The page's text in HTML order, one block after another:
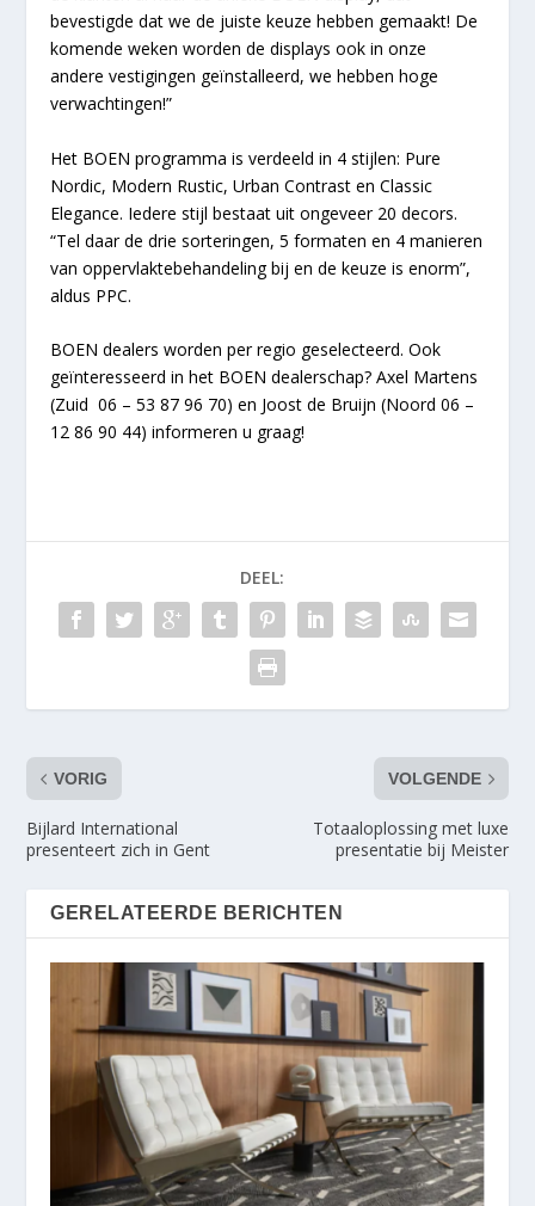
bevestigde dat we de juiste keuze hebben gemaakt! De
komende weken worden de displays ook in onze
andere vestigingen geïnstalleerd, we hebben hoge
verwachtingen!”
Het BOEN programma is verdeeld in 4 stijlen: Pure
Nordic, Modern Rustic, Urban Contrast en Classic
Elegance. Iedere stijl bestaat uit ongeveer 20 decors.
“Tel daar de drie sorteringen, 5 formaten en 4 manieren
van oppervlaktebehandeling bij en de keuze is enorm”,
aldus PPC.
BOEN dealers worden per regio geselecteerd. Ook
geïnteresseerd in het BOEN dealerschap? Axel Martens
(Zuid 06 – 53 87 96 70) en Joost de Bruijn (Noord 06 –
12 86 90 44) informeren u graag!
DEEL:
VORIG
Bijlard International
presenteert zich in Gent
VOLGENDE
Totaaloplossing met luxe
presentatie bij Meister
GERELATEERDE BERICHTEN